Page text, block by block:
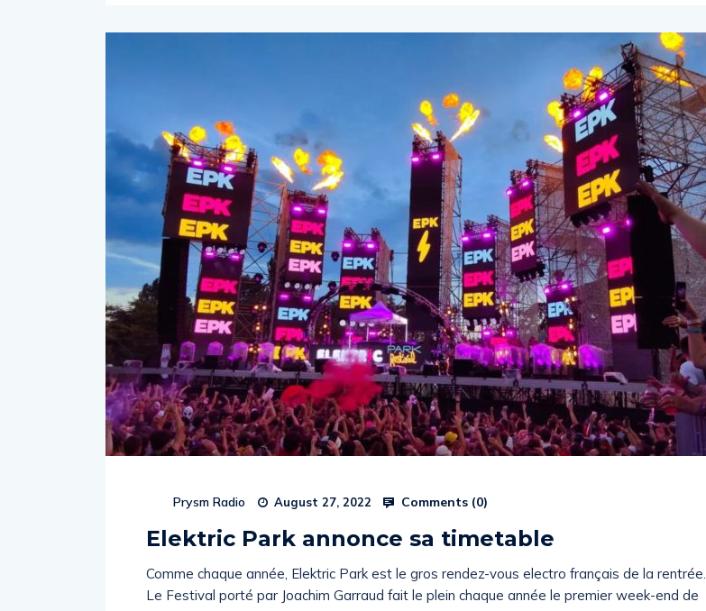
Prysm Radio August 27, 2022 Comments (0)
Elektric Park annonce sa timetable
Comme chaque année, Elektric Park est le gros rendez-vous electro français de la rentrée.
Le Festival porté par Joachim Garraud fait le plein chaque année le premier week-end de